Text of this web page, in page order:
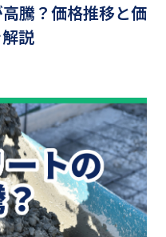
騰？価格推移と価
説